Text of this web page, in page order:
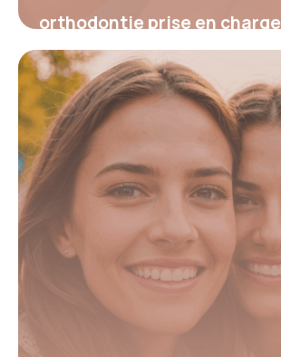
orthodontie prise en charge
5 février 2026